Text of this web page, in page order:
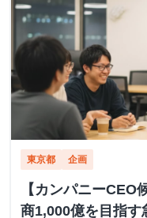
東京都 企画
【カンパニーCEO
商1,000億を目指す